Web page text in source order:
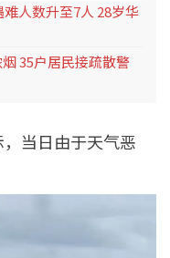
人数升至7人 28岁华
35户居民接疏散警
当日由于天气恶